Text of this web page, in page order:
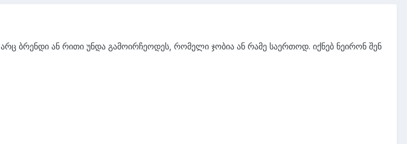
არც ბრენდი ან რითი უნდა გამოირჩეოდეს, რომელი ჯობია ან რამე საერთოდ. იქნებ ნეირონ შენ